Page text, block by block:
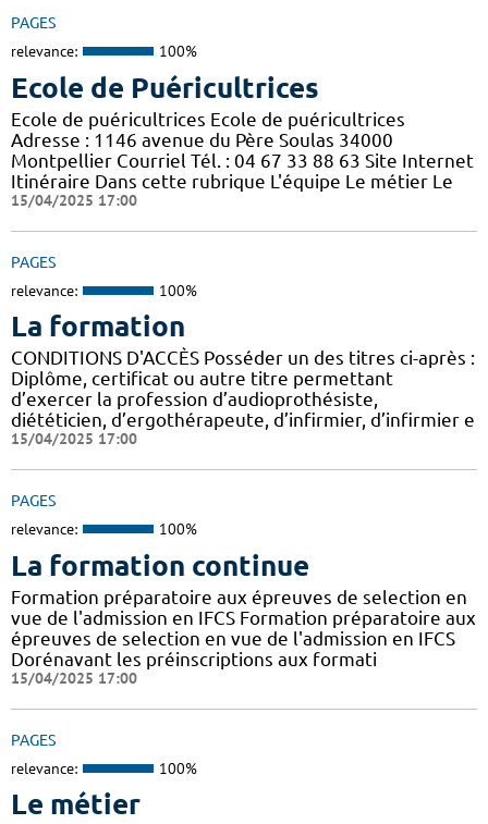
PAGES
relevance: 100%
Ecole de Puéricultrices
Ecole de puéricultrices Ecole de puéricultrices
Adresse : 1146 avenue du Père Soulas 34000
Montpellier Courriel Tél. : 04 67 33 88 63 Site Internet
Itinéraire Dans cette rubrique L'équipe Le métier Le
15/04/2025 17:00
PAGES
relevance: 100%
La formation
CONDITIONS D'ACCÈS Posséder un des titres ci-après :
Diplôme, certificat ou autre titre permettant
d’exercer la profession d’audioprothésiste,
diététicien, d’ergothérapeute, d’infirmier, d’infirmier e
15/04/2025 17:00
PAGES
relevance: 100%
La formation continue
Formation préparatoire aux épreuves de selection en
vue de l'admission en IFCS Formation préparatoire aux
épreuves de selection en vue de l'admission en IFCS
Dorénavant les préinscriptions aux formati
15/04/2025 17:00
PAGES
relevance: 100%
Le métier